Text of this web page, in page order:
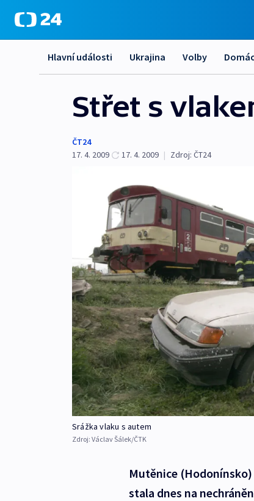
Hlavní události Ukrajina Volby
Střet s
ČT24
17. 4. 2009
17. 4. 2009 | Zdroj: ČT24
Srážka vlaku s autem
Zdroj: Václav Šálek/ČTK
Mutěnice
stala dnes na